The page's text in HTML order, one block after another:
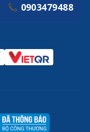
📞 0903479488